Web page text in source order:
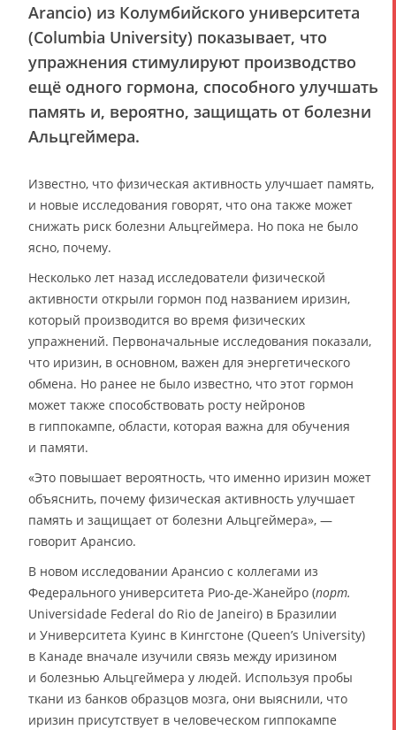
Arancio) из Колумбийского университета
(Columbia University) показывает, что
упражнения стимулируют производство
ещё одного гормона, способного улучшать
память и, вероятно, защищать от болезни
Альцгеймера.
Известно, что физическая активность улучшает память,
и новые исследования говорят, что она также может
снижать риск болезни Альцгеймера. Но пока не было
ясно, почему.
Несколько лет назад исследователи физической
активности открыли гормон под названием иризин,
который производится во время физических
упражнений. Первоначальные исследования показали,
что иризин, в основном, важен для энергетического
обмена. Но ранее не было известно, что этот гормон
может также способствовать росту нейронов
в гиппокампе, области, которая важна для обучения
и памяти.
«Это повышает вероятность, что именно иризин может
объяснить, почему физическая активность улучшает
память и защищает от болезни Альцгеймера», —
говорит Арансио.
В новом исследовании Арансио с коллегами из
Федерального университета Рио-де-Жанейро (порт.
Universidade Federal do Rio de Janeiro) в Бразилии
и Университета Куинс в Кингстоне (Queen’s University)
в Канаде вначале изучили связь между иризином
и болезнью Альцгеймера у людей. Используя пробы
ткани из банков образцов мозга, они выяснили, что
иризин присутствует в человеческом гиппокампе